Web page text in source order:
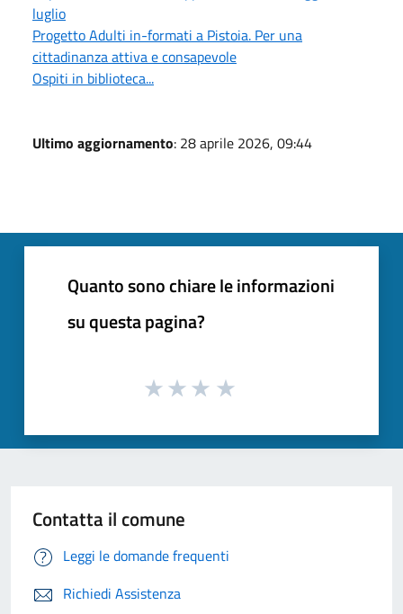
luglio
Progetto Adulti in-formati a Pistoia. Per una
cittadinanza attiva e consapevole
Ospiti in biblioteca...
Ultimo aggiornamento: 28 aprile 2026, 09:44
Quanto sono chiare le informazioni
su questa pagina?
Contatta il comune
Leggi le domande frequenti
Richiedi Assistenza